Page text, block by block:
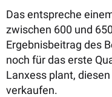
Das entspreche
zwischen 600 und
Ergebnisbeitrag des
noch für das erste
Lanxess plant,
verkaufen.